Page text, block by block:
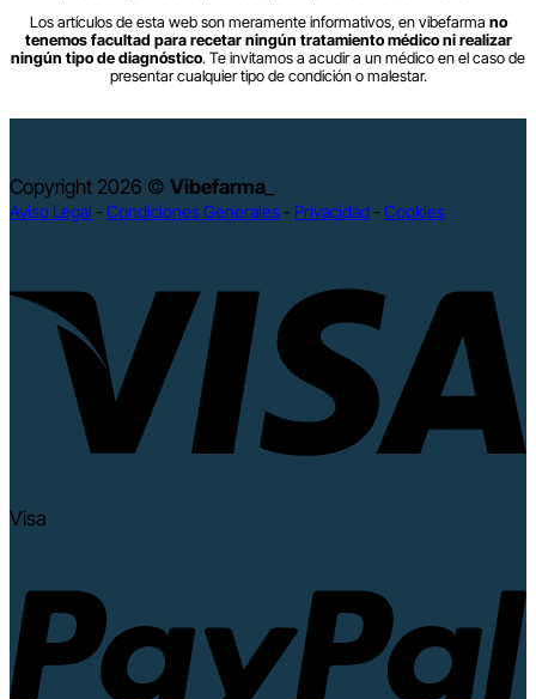
Los artículos de esta web son meramente informativos, en vibefarma no
tenemos facultad para recetar ningún tratamiento médico ni realizar
ningún tipo de diagnóstico. Te invitamos a acudir a un médico en el caso de
presentar cualquier tipo de condición o malestar.
Copyright 2026 © Vibefarma
Aviso Legal - Condiciones Generales- Privacidad- Cookies
Visa